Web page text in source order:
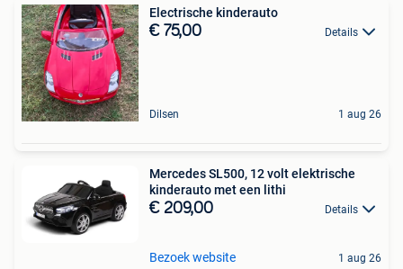
Electrische kinderauto
€ 75,00 Details
Dilsen 1 aug 26
Mercedes SL500, 12 volt elektrische
kinderauto met een lithi
€ 209,00 Details
Bezoek website 1 aug 26